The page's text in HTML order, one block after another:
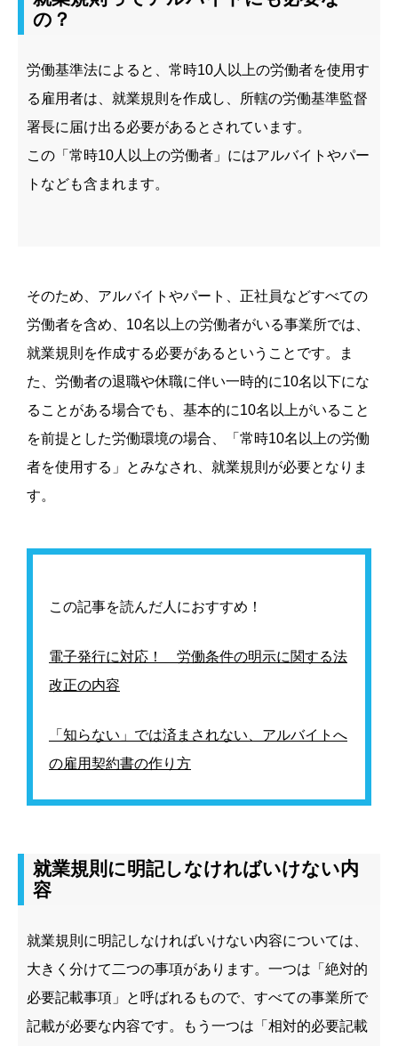
の？
労働基準法によると、常時10人以上の労働者を使用す
る雇用者は、就業規則を作成し、所轄の労働基準監督
署長に届け出る必要があるとされています。
この「常時10人以上の労働者」にはアルバイトやパー
トなども含まれます。
そのため、アルバイトやパート、正社員などすべての
労働者を含め、 10名以上の労働者がいる事業所では、
就業規則を作成する必要があるということです。
ま
た、労働者の退職や休職に伴い一時的に10名以下にな
ることがある場合でも、基本的に10名以上がいること
を前提とした労働環境の場合、「常時10名以上の労働
者を使用する」とみなされ、就業規則が必要となりま
す。
この記事を読んだ人におすすめ！
電子発行に対応！ 労働条件の明示に関する法
改正の内容
「知らない」では済まされない、アルバイトへ
の雇用契約書の作り方
就業規則に明記しなければいけない内
容
就業規則に明記しなければいけない内容については、
大きく分けて二つの事項があります。一つは「絶対的
必要記載事項」と呼ばれるもので、すべての事業所で
記載が必要な内容です。もう一つは「相対的必要記載